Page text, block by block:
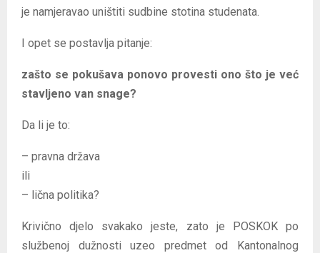
je namjeravao uništiti sudbine stotina studenata.
I opet se postavlja pitanje:
zašto se pokušava ponovo provesti ono što je već
stavljeno van snage?
Da li je to:
– pravna država
ili
– lična politika?
Krivično djelo svakako jeste, zato je POSKOK po
službenoj dužnosti uzeo predmet od Kantonalnog